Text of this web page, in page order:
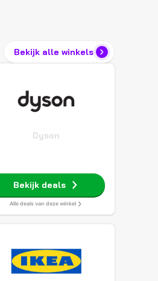
Bekijk alle winkels
Dyson
Bekijk deals
Alle deals van deze winkel